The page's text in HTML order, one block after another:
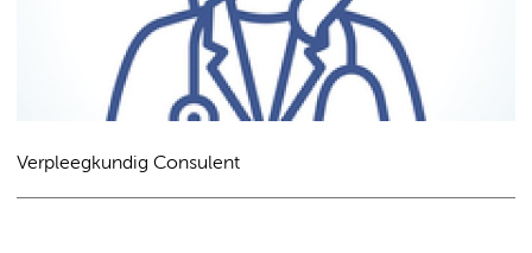
Verpleegkundig Consulent